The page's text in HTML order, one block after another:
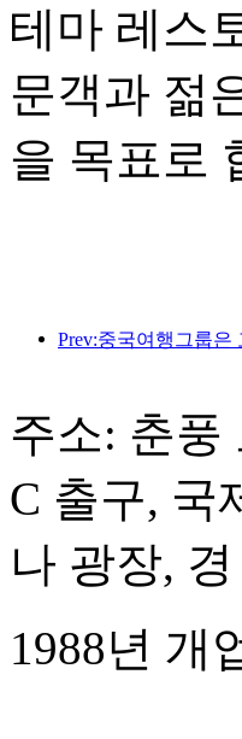
테마 레스
문객과 젊
을 목표로
주소: 춘풍
C 출구, 국
나 광장,
1988년 개